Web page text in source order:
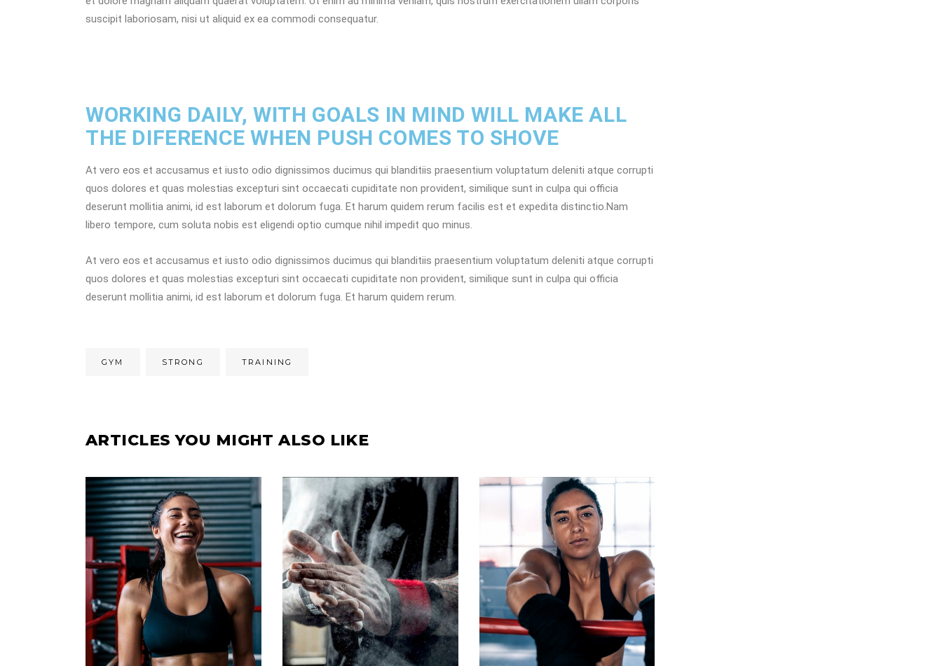
suscipit laboriosam, nisi ut aliquid ex ea commodi consequatur.
WORKING DAILY, WITH GOALS IN MIND WILL MAKE ALL
THE DIFERENCE WHEN PUSH COMES TO SHOVE
At vero eos et accusamus et iusto odio dignissimos ducimus qui blanditiis praesentium voluptatum deleniti atque corrupti
quos dolores et quas molestias excepturi sint occaecati cupiditate non provident, similique sunt in culpa qui officia
deserunt mollitia animi, id est laborum et dolorum fuga. Et harum quidem rerum facilis est et expedita distinctio.Nam
libero tempore, cum soluta nobis est eligendi optio cumque nihil impedit quo minus.
At vero eos et accusamus et iusto odio dignissimos ducimus qui blanditiis praesentium voluptatum deleniti atque corrupti
quos dolores et quas molestias excepturi sint occaecati cupiditate non provident, similique sunt in culpa qui officia
deserunt mollitia animi, id est laborum et dolorum fuga. Et harum quidem rerum.
GYM STRONG TRAINING
ARTICLES YOU MIGHT ALSO LIKE